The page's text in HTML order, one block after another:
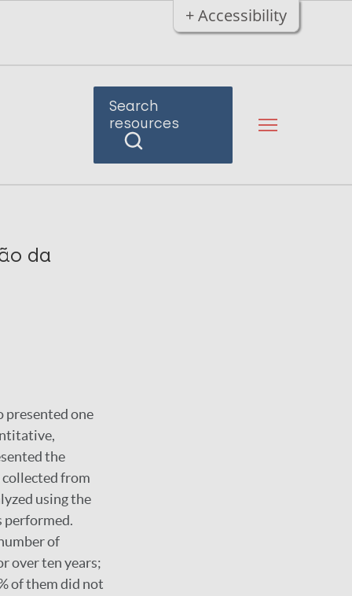
+ Accessibility
Search
resources
da
presented one
the
from
using the
performed.
of
over ten years;
of them did not